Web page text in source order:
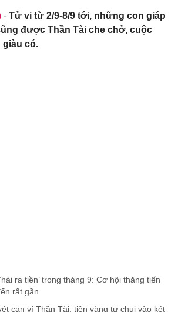
- Tử vi từ 2/9-8/9 tới, những con giáp
được Thần Tài che chở, cuộc
giàu có.
ra tiền’ trong tháng 9: Cơ hội thăng tiến
rất gần
cạn ví Thần Tài, tiền vàng tự chui vào két